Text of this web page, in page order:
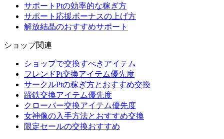
サポートPtの効率的な稼ぎ方
サポート応援ボーナスの上げ方
解放結晶のおすすめサポート
ショップ関連
ショップで交換すべきアイテム
フレンドPt交換アイテム優先度
サークルPtの稼ぎ方とおすすめ交換
蹄鉄交換アイテム優先度
クローバー交換アイテム優先度
女神像の入手方法とおすすめ交換
限定セールの交換おすすめ